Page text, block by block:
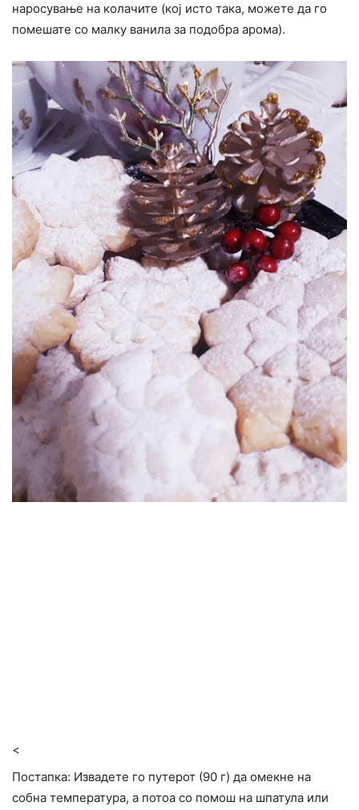
наросување на колачите (кој исто така, можете да го
помешате со малку ванила за подобра арома).
<
Постапка: Извадете го путерот (90 г) да омекне на
собна температура, а потоа со помош на шпатула или